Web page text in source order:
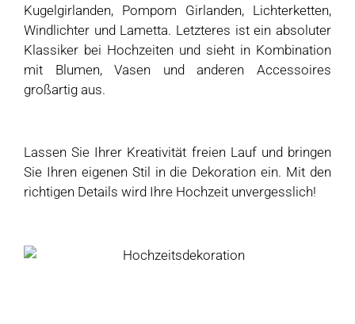
Kugelgirlanden, Pompom Girlanden, Lichterketten,
Windlichter und Lametta. Letzteres ist ein absoluter
Klassiker bei Hochzeiten und sieht in Kombination
mit Blumen, Vasen und anderen Accessoires
großartig aus.
Lassen Sie Ihrer Kreativität freien Lauf und bringen
Sie Ihren eigenen Stil in die Dekoration ein. Mit den
richtigen Details wird Ihre Hochzeit unvergesslich!